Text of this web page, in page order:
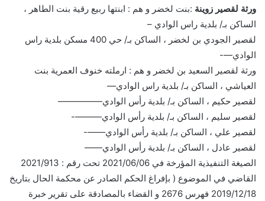
ورثة لقصير زوينة :بنت لخضر و هم : ابنتها ربيع رقية بنت الطاهر ،
الساكن بـ/ بلدية راس الوادي –
لقصير الجودي بن لخضر ، الساكن بـ/ حي 400 مسكن بلدية راس
الوادي—-
ورثة لقصير السعيد بن لخضر و هم : ارملته خنوف العمرية بنت
العياشي ، الساكن بـ/ بلدية راس الوادي—
لقصير حكيم ، الساكن بـ/ بلدية رأس الوادي—————
لقصير سليم ، الساكن بـ/ بلدية رأس الوادي———-
لقصير علي ، الساكن بـ/ بلدية رأس الوادي——-
لقصير عادل ، الساكن بـ/ بلدية رأس الوادي——
الصيغة التنفيذية المؤرخة في 2021/06/06 تحت رقم : 2021/913
القاضي في الموضوع ( بإفراغ الحكم الصادر عن محكمة الحال بتاريخ
2019/12/18 فهرس 2676 و القضاء بالمصادقة على تقرير خبرة